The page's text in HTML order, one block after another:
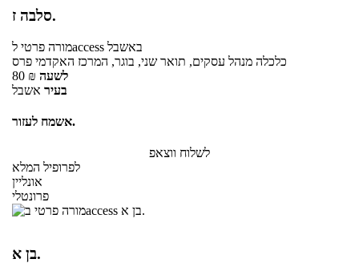
סלבה ז.
מורה פרטילaccess באשבל
כלכלה מנהל עסקים, תואר שני, בוגר, המרכז האקדמי פרס
80 ₪ לשעה
בעיר אשבל
אשמח לעזור.
לשלוח ווצאפ
לפרופיל המלא
אונליין
פרונטלי
בן א.